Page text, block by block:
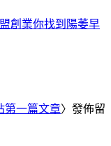
創業你找到陽萎早
第一篇文章〉發佈留